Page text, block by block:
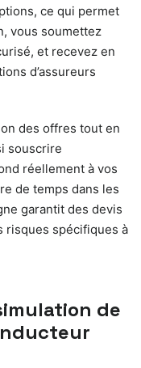
ce qui permet
vous soumettez
et recevez en
d’assureurs
des offres tout en
souscrire
réellement à vos
de temps dans les
garantit des devis
risques spécifiques à
de